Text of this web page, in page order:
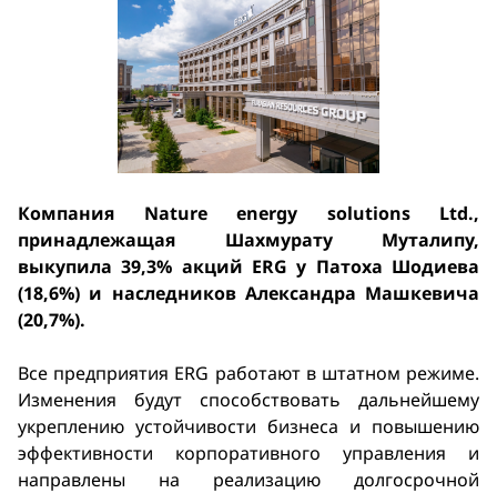
Компания Nature energy solutions Ltd.,
принадлежащая Шахмурату Муталипу,
выкупила 39,3% акций ERG у Патоха Шодиева
(18,6%) и наследников Александра Машкевича
(20,7%).
Все предприятия ERG работают в штатном режиме.
Изменения будут способствовать дальнейшему
укреплению устойчивости бизнеса и повышению
эффективности корпоративного управления и
направлены на реализацию долгосрочной